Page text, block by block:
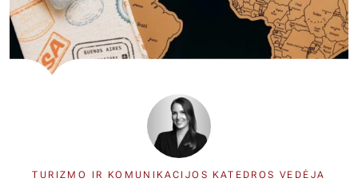
TURIZMO IR KOMUNIKACIJOS KATEDROS VEDĖJA